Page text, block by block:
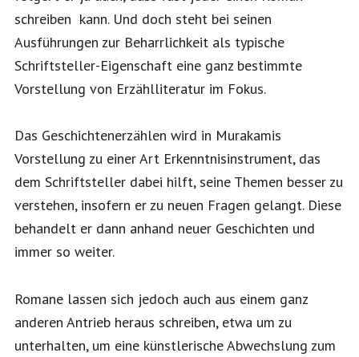
schreiben kann. Und doch steht bei seinen
Ausführungen zur Beharrlichkeit als typische
Schriftsteller-Eigenschaft eine ganz bestimmte
Vorstellung von Erzählliteratur im Fokus.
Das Geschichtenerzählen wird in Murakamis
Vorstellung zu einer Art Erkenntnisinstrument, das
dem Schriftsteller dabei hilft, seine Themen besser zu
verstehen, insofern er zu neuen Fragen gelangt. Diese
behandelt er dann anhand neuer Geschichten und
immer so weiter.
Romane lassen sich jedoch auch aus einem ganz
anderen Antrieb heraus schreiben, etwa um zu
unterhalten, um eine künstlerische Abwechslung zum